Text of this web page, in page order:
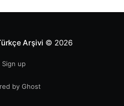
Arşivi © 2026
Sign up
by Ghost